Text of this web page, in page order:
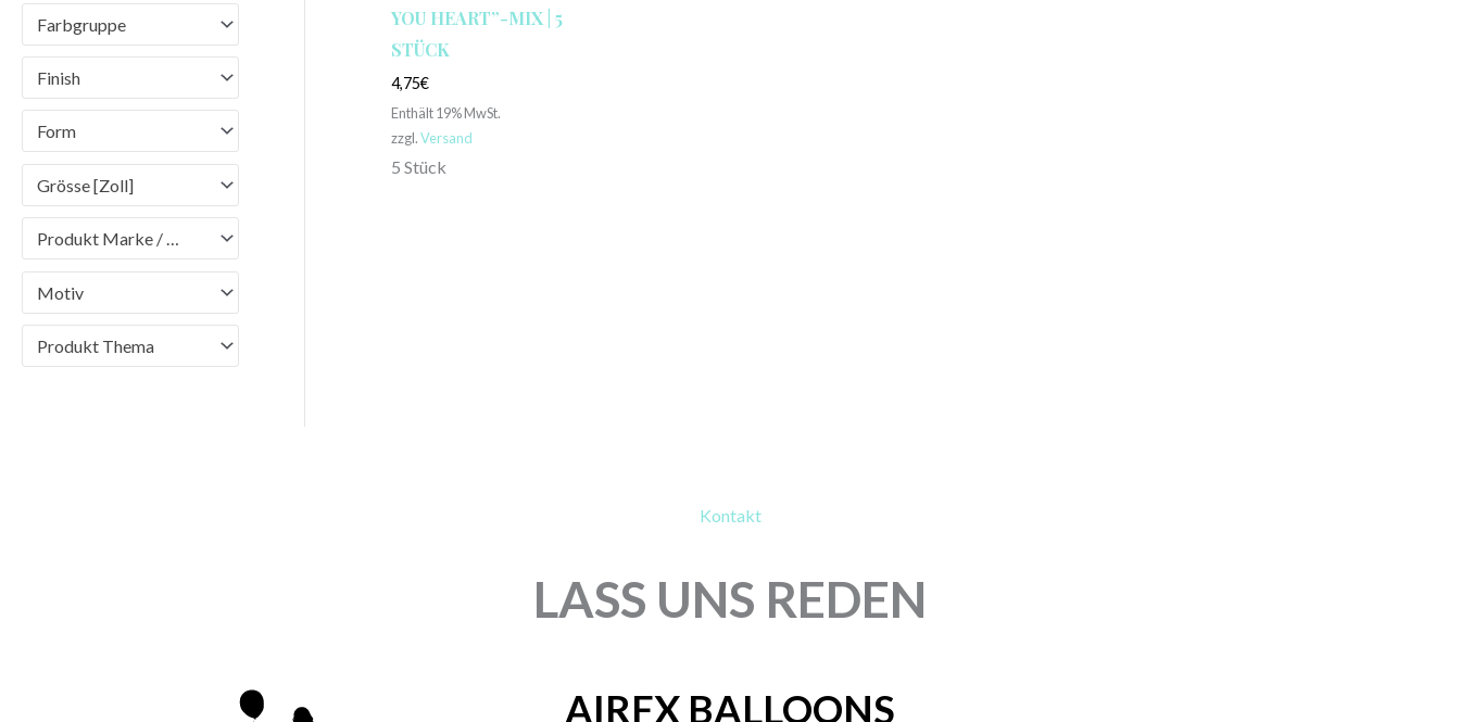
Farbgruppe
Finish
Form
Grösse [Zoll]
Produkt Marke / Brand
Motiv
Produkt Thema
YOU HEART”-MIX | 5
STÜCK
4,75€
Enthält 19% MwSt.
zzgl.Versand
5 Stück
Kontakt
LASS UNS REDEN
AIRFX BALLOONS